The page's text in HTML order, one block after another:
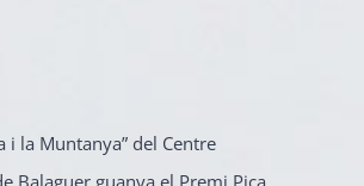
i la Muntanya” del Centre